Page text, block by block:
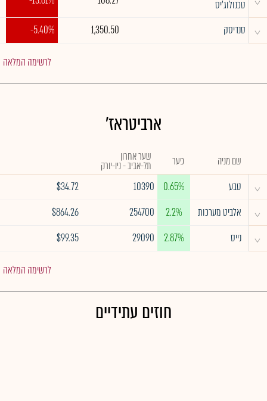
טכנולוג'יס
^ סנדיסק 1,350.50
-5.40%
לרשימה המלאה
ארביטראז'
שם מניה פער שער אחרון
תל-אביב - ניו-יורק
^ טבע 0.65%
10390
$34.72
^ אלביט מערכות 2.2%
254700
$864.26
^ נייס 2.87%
29090
$99.35
לרשימה המלאה
חוזים עתידיים